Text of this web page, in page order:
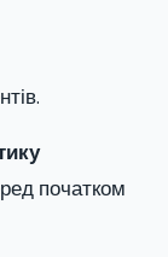
початком